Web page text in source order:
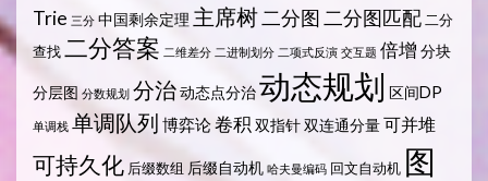
Trie 三分 中国剩余定理 主席树二分图 二分图匹配 二分
查找二分答案 二维差分 二进制划分 二项式反演 交互题 倍增 分块
分层图 分数规划 分治动态点分治动态规划 区间DP
单调栈 单调队列 博弈论卷积 双指针双连通分量可并堆
可持久化 后缀数组 后缀自动机 哈夫曼编码 回文自动机 图